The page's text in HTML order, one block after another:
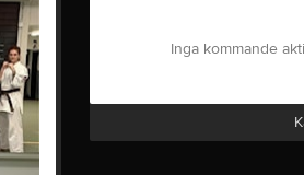
Inga kommande